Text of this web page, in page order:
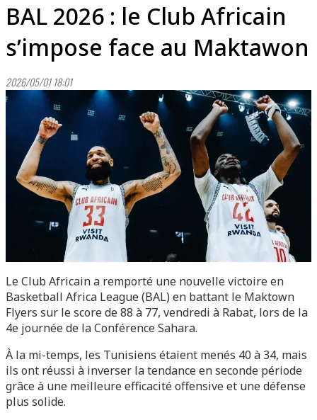
BAL 2026 : le Club Africain
s’impose face au Maktawon
2026/05/01 18:01
Le Club Africain a remporté une nouvelle victoire en
Basketball Africa League (BAL) en battant le Maktown
Flyers sur le score de 88 à 77, vendredi à Rabat, lors de la
4e journée de la Conférence Sahara.
À la mi-temps, les Tunisiens étaient menés 40 à 34, mais
ils ont réussi à inverser la tendance en seconde période
grâce à une meilleure efficacité offensive et une défense
plus solide.